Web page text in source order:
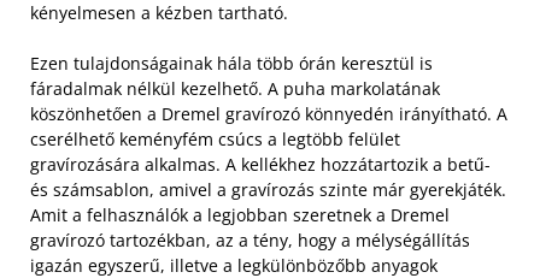
kényelmesen a kézben tartható.
Ezen tulajdonságainak hála több órán keresztül is
fáradalmak nélkül kezelhető. A puha markolatának
köszönhetően a Dremel gravírozó könnyedén irányítható. A
cserélhető keményfém csúcs a legtöbb felület
gravírozására alkalmas. A kellékhez hozzátartozik a betű-
és számsablon, amivel a gravírozás szinte már gyerekjáték.
Amit a felhasználók a legjobban szeretnek a Dremel
gravírozó tartozékban, az a tény, hogy a mélységállítás
igazán egyszerű, illetve a legkülönbözőbb anyagok